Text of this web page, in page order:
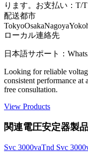
ります。お支払い：T/
配送都市
TokyoOsakaNagoya
ローカル連絡先
日本語サポート：
Looking for reliable
consistent performance at
free consultation.
View Products
関連電圧安定器製
Svc 3000vaTnd Svc